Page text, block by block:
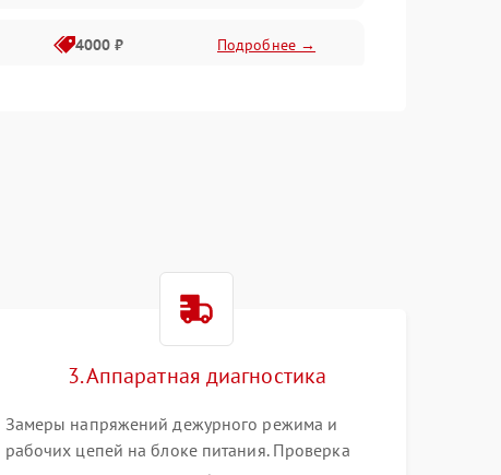
4000 ₽ Подробнее →
3. Аппаратная диагностика
Замеры напряжений дежурного режима и
рабочих цепей на блоке питания. Проверка